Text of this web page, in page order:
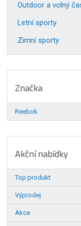
Outdoor a volný
Letní sporty
Zimní sporty
Značka
Reebok
Akční nabídky
Top produkt
Výprodej
Akce